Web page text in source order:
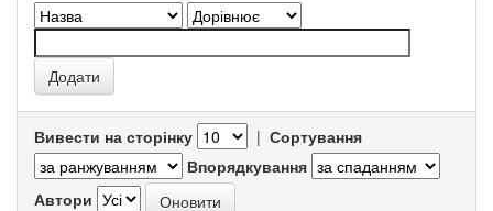
Вивести на сторінку | Сортування
Впорядкування
Автори